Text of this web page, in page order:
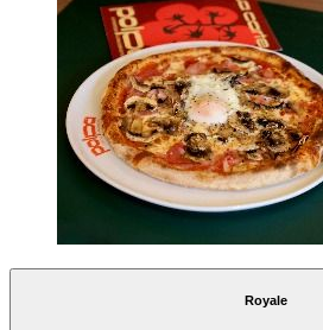
Royale